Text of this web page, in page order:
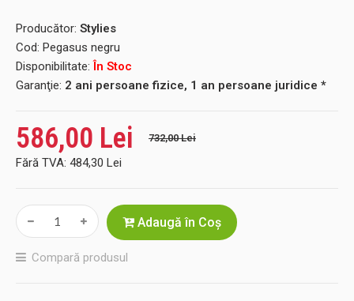
Producător: Stylies
Cod: Pegasus negru
Disponibilitate: În Stoc
Garanţie: 2 ani persoane fizice, 1 an persoane juridice *
586,00 Lei 732,00 Lei
Fără TVA: 484,30 Lei
Adaugă în Coş
Compară produsul